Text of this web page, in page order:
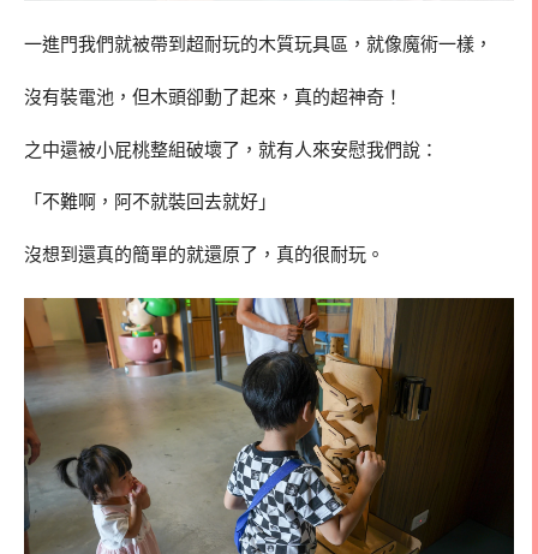
一進門我們就被帶到超耐玩的木質玩具區，就像魔術一樣，
沒有裝電池，但木頭卻動了起來，真的超神奇！
之中還被小屁桃整組破壞了，就有人來安慰我們說：
「不難啊，阿不就裝回去就好」
沒想到還真的簡單的就還原了，真的很耐玩。